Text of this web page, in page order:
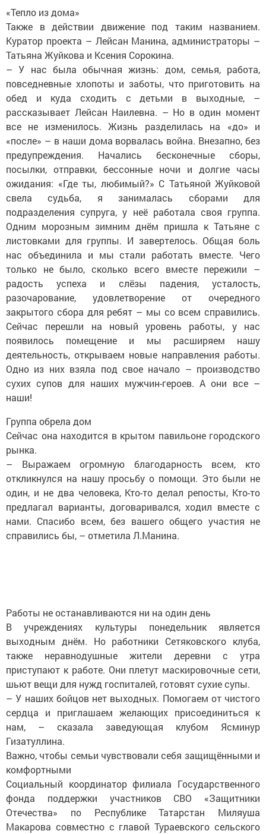
«Тепло из дома»
Также в действии движение под таким названием.
Куратор проекта – Лейсан Манина, администраторы –
Татьяна Жуйкова и Ксения Сорокина.
– У нас была обычная жизнь: дом, семья, работа,
повседневные хлопоты и заботы, что приготовить на
обед и куда сходить с детьми в выходные, –
рассказывает Лейсан Наилевна. – Но в один момент
все не изменилось. Жизнь разделилась на «до» и
«после» – в наши дома ворвалась война. Внезапно, без
предупреждения. Начались бесконечные сборы,
посылки, отправки, бессонные ночи и долгие часы
ожидания: «Где ты, любимый?» С Татьяной Жуйковой
свела судьба, я занималась сборами для
подразделения супруга, у неё работала своя группа.
Одним морозным зимним днём пришла к Татьяне с
листовками для группы. И завертелось. Общая боль
нас объединила и мы стали работать вместе. Чего
только не было, сколько всего вместе пережили –
радость успеха и слёзы падения, усталость,
разочарование, удовлетворение от очередного
закрытого сбора для ребят – мы со всем справились.
Сейчас перешли на новый уровень работы, у нас
появилось помещение и мы расширяем нашу
деятельность, открываем новые направления работы.
Одно из них взяла под свое начало – производство
сухих супов для наших мужчин-героев. А они все –
наши!
Группа обрела дом
Сейчас она находится в крытом павильоне городского
рынка.
– Выражаем огромную благодарность всем, кто
откликнулся на нашу просьбу о помощи. Это были не
один, и не два человека, Кто-то делал репосты, Кто-то
предлагал варианты, договаривался, ходил вместе с
нами. Спасибо всем, без вашего общего участия не
справились бы, – отметила Л.Манина.
Работы не останавливаются ни на один день
В учреждениях культуры понедельник является
выходным днём. Но работники Сетяковского клуба,
также неравнодушные жители деревни с утра
приступают к работе. Они плетут маскировочные сети,
шьют вещи для нужд госпиталей, готовят сухие супы.
– У наших бойцов нет выходных. Помогаем от чистого
сердца и приглашаем желающих присоединиться к
нам, – сказала заведующая клубом Ясминур
Гизатуллина.
Важно, чтобы семьи чувствовали себя защищёнными и
комфортными
Социальный координатор филиала Государственного
фонда поддержки участников СВО «Защитники
Отечества» по Республике Татарстан Миляуша
Макарова совместно с главой Тураевского сельского